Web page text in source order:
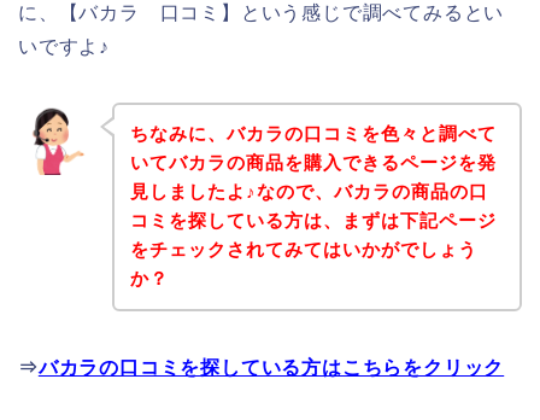
に、【バカラ 口コミ】という感じで調べてみるとい
いですよ♪
ちなみに、バカラの口コミを色々と調べて
いてバカラの商品を購入できるページを発
見しましたよ♪なので、バカラの商品の口
コミを探している方は、まずは下記ページ
をチェックされてみてはいかがでしょう
か？
⇒バカラの口コミを探している方はこちらをクリック